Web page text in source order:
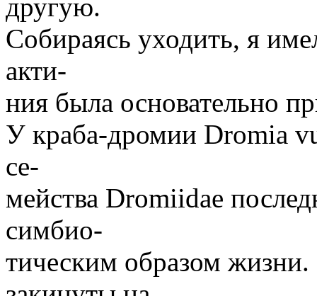
другую.
Собираясь уходить, я
акти-
ния была основательно
У краба-дромии Dromia
се-
мейства Dromiidae
симбио-
тическим образом